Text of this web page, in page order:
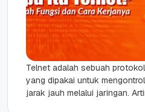
Telnet adalah sebuah
yang dipakai untuk
jarak jauh melalui jaringan.